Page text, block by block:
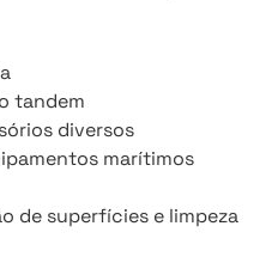
tandem
diversos
marítimos
de superfícies e limpeza